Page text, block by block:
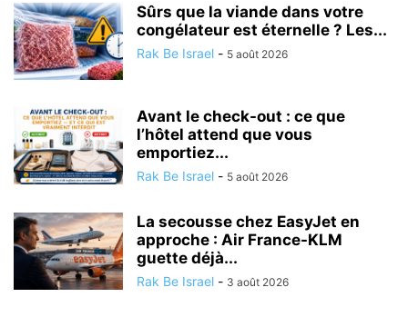
Sûrs que la viande dans votre
congélateur est éternelle ? Les...
Rak Be Israel - 5 août 2026
Avant le check-out : ce que
l’hôtel attend que vous
emportiez...
Rak Be Israel - 5 août 2026
La secousse chez EasyJet en
approche : Air France-KLM
guette déjà...
Rak Be Israel - 3 août 2026